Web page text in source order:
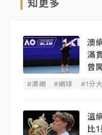
知更多
澳
滿
曾
#澳網 #網球 #1分
溫
比